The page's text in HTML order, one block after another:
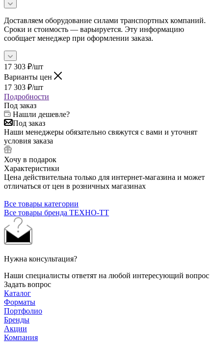
Доставляем оборудование силами транспортных компаний.
Сроки и стоимость — варьируется. Эту информацию
сообщает менеджер при оформлении заказа.
17 303 ₽/шт
Варианты цен
17 303 ₽/шт
Подробности
Под заказ
Нашли дешевле?
Под заказ
Наши менеджеры обязательно свяжутся с вами и уточнят
условия заказа
Хочу в подарок
Характеристики
Цена действительна только для интернет-магазина и может
отличаться от цен в розничных магазинах
Все товары категории
Все товары бренда ТЕХНО-ТТ
Нужна консультация?
Наши специалисты ответят на любой интересующий вопрос
Задать вопрос
Каталог
Форматы
Портфолио
Бренды
Акции
Компания